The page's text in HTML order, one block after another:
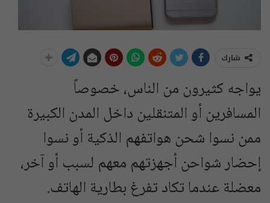
شارك
يواجه كثيرون من الناس، خصوصاً
المسافرين أو المتنقلين داخل المدن الكبيرة
ممن نسوا شحن هواتفهم الذكية أو نسوا
إحضار شواحن أجهزتهم معهم لسبب أو آخر،
معضلة عندما تكاد تفرغ بطارية الهاتف.